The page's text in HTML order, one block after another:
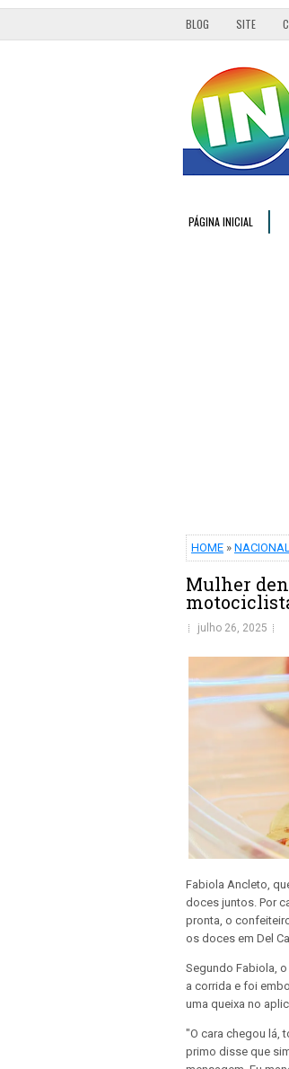
BLOG SITE
PÁGINA INICIAL
HOME »
Mulher
julho 26, 2025
Fabiola Ancleto,
doces juntos. Por
pronta, o
os doces em Del
Segundo Fabiola,
a corrida e foi
uma queixa no
"O cara chegou lá,
primo disse que